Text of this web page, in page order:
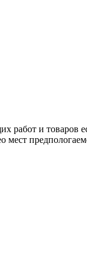
и товаров
мест